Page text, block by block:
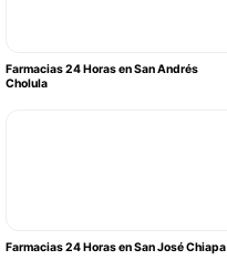
Farmacias 24 Horas en San Andrés
Cholula
Farmacias 24 Horas en San José Chiapa